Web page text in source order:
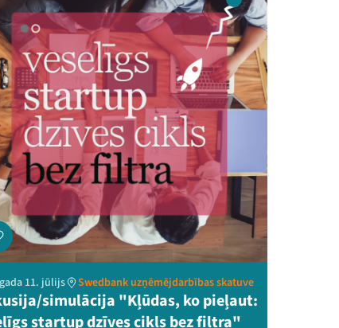
11. jūlijs Swedbank uzņēmējdarbības skatuve
simulācija "Kļūdas, ko pieļaut:
startup dzīves cikls bez filtra"